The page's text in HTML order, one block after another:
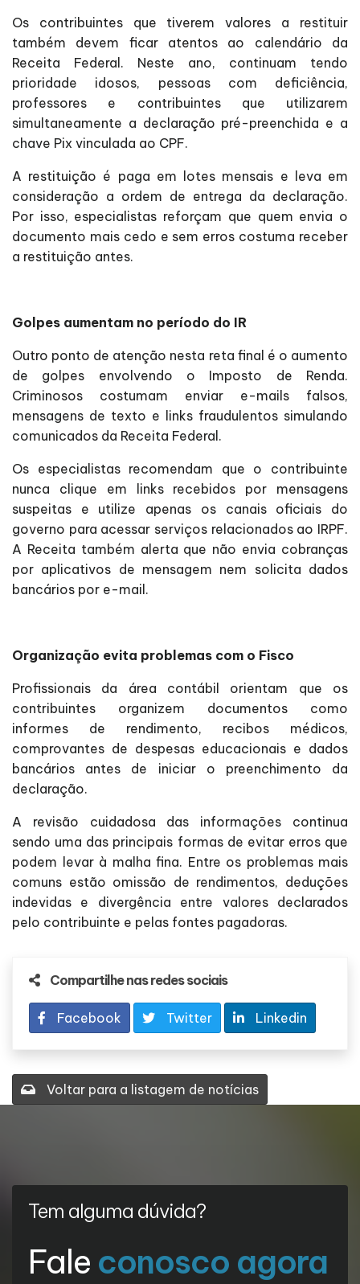
Os contribuintes que tiverem valores a restituir
também devem ficar atentos ao calendário da
Receita Federal. Neste ano, continuam tendo
prioridade idosos, pessoas com deficiência,
professores e contribuintes que utilizarem
simultaneamente a declaração pré-preenchida e a
chave Pix vinculada ao CPF.
A restituição é paga em lotes mensais e leva em
consideração a ordem de entrega da declaração.
Por isso, especialistas reforçam que quem envia o
documento mais cedo e sem erros costuma receber
a restituição antes.
Golpes aumentam no período do IR
Outro ponto de atenção nesta reta final é o aumento
de golpes envolvendo o Imposto de Renda.
Criminosos costumam enviar e-mails falsos,
mensagens de texto e links fraudulentos simulando
comunicados da Receita Federal.
Os especialistas recomendam que o contribuinte
nunca clique em links recebidos por mensagens
suspeitas e utilize apenas os canais oficiais do
governo para acessar serviços relacionados ao IRPF.
A Receita também alerta que não envia cobranças
por aplicativos de mensagem nem solicita dados
bancários por e-mail.
Organização evita problemas com o Fisco
Profissionais da área contábil orientam que os
contribuintes organizem documentos como
informes de rendimento, recibos médicos,
comprovantes de despesas educacionais e dados
bancários antes de iniciar o preenchimento da
declaração.
A revisão cuidadosa das informações continua
sendo uma das principais formas de evitar erros que
podem levar à malha fina. Entre os problemas mais
comuns estão omissão de rendimentos, deduções
indevidas e divergência entre valores declarados
pelo contribuinte e pelas fontes pagadoras.
Compartilhe nas redes sociais
Facebook Twitter Linkedin
Voltar para a listagem de notícias
Tem alguma dúvida?
Fale conosco agora